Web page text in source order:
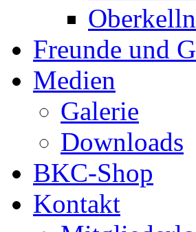
Freunde und
Medien
Galerie
Downloads
BKC-Shop
Kontakt